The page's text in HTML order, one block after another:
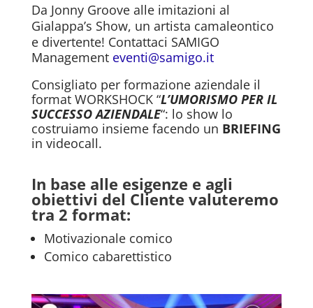
Da Jonny Groove alle imitazioni al
Gialappa’s Show, un artista camaleontico
e divertente! Contattaci SAMIGO
Management eventi@samigo.it
Consigliato per formazione aziendale il
format WORKSHOCK “L’UMORISMO PER IL
SUCCESSO AZIENDALE“: lo show lo
costruiamo insieme facendo un BRIEFING
in videocall.
In base alle esigenze e agli
obiettivi del Cliente valuteremo
tra 2 format:
Motivazionale comico
Comico cabarettistico